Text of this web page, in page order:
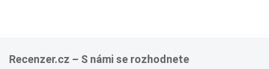
Recenzer.cz – S námi se rozhodnete